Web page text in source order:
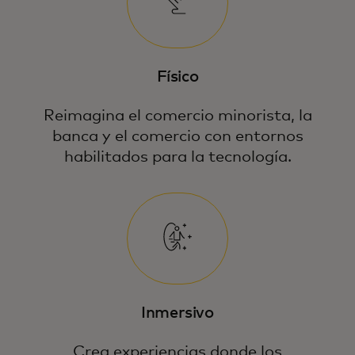
Físico
Reimagina el comercio minorista, la
banca y el comercio con entornos
habilitados para la tecnología.
Inmersivo
Crea experiencias donde los